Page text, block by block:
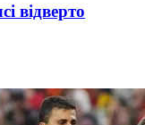
відверто